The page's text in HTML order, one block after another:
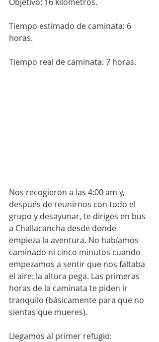
Tiempo estimado de caminata: 6
horas.
Tiempo real de caminata: 7 horas.
Nos recogieron a las 4:00 am y,
después de reunirnos con todo el
grupo y desayunar, te diriges en bus
a Challacancha desde donde
empieza la aventura. No habíamos
caminado ni cinco minutos cuando
empezamos a sentir que nos faltaba
el aire: la altura pega. Las primeras
horas de la caminata te piden ir
tranquilo (básicamente para que no
sientas que mueres).
Llegamos al primer refugio: